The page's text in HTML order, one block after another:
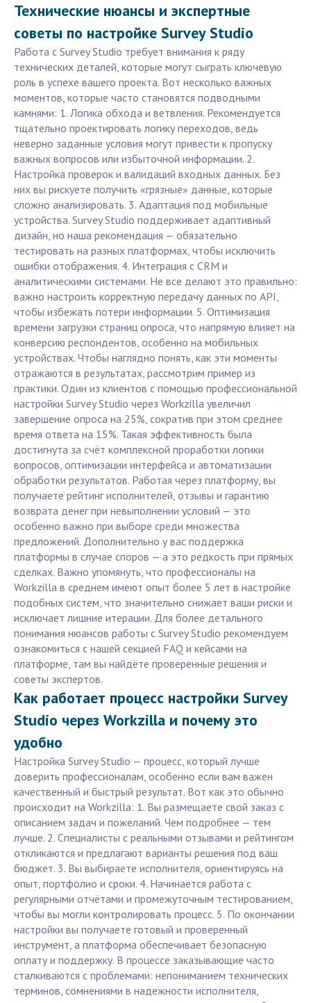
Технические нюансы и экспертные
советы по настройке Survey Studio
Работа с Survey Studio требует внимания к ряду
технических деталей, которые могут сыграть ключевую
роль в успехе вашего проекта. Вот несколько важных
моментов, которые часто становятся подводными
камнями: 1. Логика обхода и ветвления. Рекомендуется
тщательно проектировать логику переходов, ведь
неверно заданные условия могут привести к пропуску
важных вопросов или избыточной информации. 2.
Настройка проверок и валидаций входных данных. Без
них вы рискуете получить «грязные» данные, которые
сложно анализировать. 3. Адаптация под мобильные
устройства. Survey Studio поддерживает адаптивный
дизайн, но наша рекомендация — обязательно
тестировать на разных платформах, чтобы исключить
ошибки отображения. 4. Интеграция с CRM и
аналитическими системами. Не все делают это правильно:
важно настроить корректную передачу данных по API,
чтобы избежать потери информации. 5. Оптимизация
времени загрузки страниц опроса, что напрямую влияет на
конверсию респондентов, особенно на мобильных
устройствах. Чтобы наглядно понять, как эти моменты
отражаются в результатах, рассмотрим пример из
практики. Один из клиентов с помощью профессиональной
настройки Survey Studio через Workzilla увеличил
завершение опроса на 25%, сократив при этом среднее
время ответа на 15%. Такая эффективность была
достигнута за счёт комплексной проработки логики
вопросов, оптимизации интерфейса и автоматизации
обработки результатов. Работая через платформу, вы
получаете рейтинг исполнителей, отзывы и гарантию
возврата денег при невыполнении условий — это
особенно важно при выборе среди множества
предложений. Дополнительно у вас поддержка
платформы в случае споров — а это редкость при прямых
сделках. Важно упомянуть, что профессионалы на
Workzilla в среднем имеют опыт более 5 лет в настройке
подобных систем, что значительно снижает ваши риски и
исключает лишние итерации. Для более детального
понимания нюансов работы с Survey Studio рекомендуем
ознакомиться с нашей секцией FAQ и кейсами на
платформе, там вы найдёте проверенные решения и
советы экспертов.
Как работает процесс настройки Survey
Studio через Workzilla и почему это
удобно
Настройка Survey Studio — процесс, который лучше
доверить профессионалам, особенно если вам важен
качественный и быстрый результат. Вот как это обычно
происходит на Workzilla: 1. Вы размещаете свой заказ с
описанием задач и пожеланий. Чем подробнее — тем
лучше. 2. Специалисты с реальными отзывами и рейтингом
откликаются и предлагают варианты решения под ваш
бюджет. 3. Вы выбираете исполнителя, ориентируясь на
опыт, портфолио и сроки. 4. Начинается работа с
регулярными отчётами и промежуточным тестированием,
чтобы вы могли контролировать процесс. 5. По окончании
настройки вы получаете готовый и проверенный
инструмент, а платформа обеспечивает безопасную
оплату и поддержку. В процессе заказывающие часто
сталкиваются с проблемами: непониманием технических
терминов, сомнениями в надежности исполнителя,